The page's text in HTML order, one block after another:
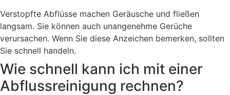
Verstopfte Abflüsse machen Geräusche und fließen
langsam. Sie können auch unangenehme Gerüche
verursachen. Wenn Sie diese Anzeichen bemerken, sollten
Sie schnell handeln.
Wie schnell kann ich mit einer
Abflussreinigung rechnen?